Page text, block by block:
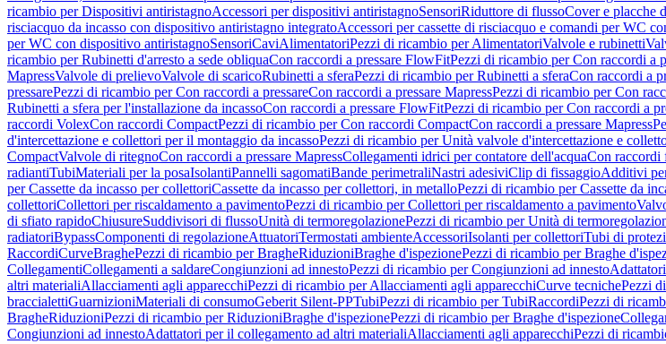
ricambio per Dispositivi antiristagnoAccessori per dispositivi antiristagnoSensoriRiduttore di flussoCover e placche
risciacquo da incasso con dispositivo antiristagno integratoAccessori per cassette di risciacquo e comandi per WC
per WC con dispositivo antiristagnoSensoriCaviAlimentatoriPezzi di ricambio per AlimentatoriValvole e rubinetti
ricambio per Rubinetti d'arresto a sede obliquaCon raccordi a pressare FlowFitPezzi di ricambio per Con raccordi a
MapressValvole di prelievoValvole di scaricoRubinetti a sferaPezzi di ricambio per Rubinetti a sferaCon raccordi a
pressarePezzi di ricambio per Con raccordi a pressareCon raccordi a pressare MapressPezzi di ricambio per Con
Rubinetti a sfera per l'installazione da incassoCon raccordi a pressare FlowFitPezzi di ricambio per Con raccordi a
raccordi VolexCon raccordi CompactPezzi di ricambio per Con raccordi CompactCon raccordi a pressare Mapress
d'intercettazione e collettori per il montaggio da incassoPezzi di ricambio per Unità valvole d'intercettazione e
CompactValvole di ritegnoCon raccordi a pressare MapressCollegamenti idrici per contatore dell'acquaCon raccordi
radiantiTubiMateriali per la posaIsolantiPannelli sagomatiBande perimetraliNastri adesiviClip di fissaggioAdditivi
per Cassette da incasso per collettoriCassette da incasso per collettori, in metalloPezzi di ricambio per Cassette da
collettoriCollettori per riscaldamento a pavimentoPezzi di ricambio per Collettori per riscaldamento a pavimento
di sfiato rapidoChiusureSuddivisori di flussoUnità di termoregolazionePezzi di ricambio per Unità di
radiatoriBypassComponenti di regolazioneAttuatoriTermostati ambienteAccessoriIsolanti per collettoriTubi di
RaccordiCurveBraghePezzi di ricambio per BragheRiduzioniBraghe d'ispezionePezzi di ricambio per Braghe
CollegamentiCollegamenti a saldareCongiunzioni ad innestoPezzi di ricambio per Congiunzioni ad innesto
altri materialiAllacciamenti agli apparecchiPezzi di ricambio per Allacciamenti agli apparecchiCurve tecnichePezzi
braccialettiGuarnizioniMateriali di consumoGeberit Silent-PPTubiPezzi di ricambio per TubiRaccordiPezzi di
BragheRiduzioniPezzi di ricambio per RiduzioniBraghe d'ispezionePezzi di ricambio per Braghe d'ispezione
Congiunzioni ad innestoAdattatori per il collegamento ad altri materialiAllacciamenti agli apparecchiPezzi di